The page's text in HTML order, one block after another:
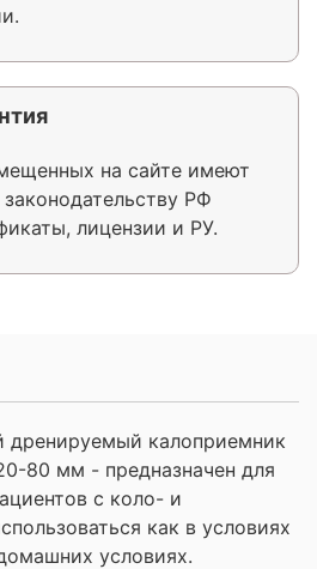
на сайте имеют
РФ
лицензии и РУ.
калоприемник
80 мм - предназначен для
с коло- и
как в условиях
условиях.